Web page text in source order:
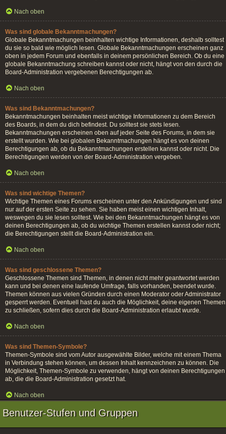
Nach oben
Was sind globale Bekanntmachungen?
Globale Bekanntmachungen beinhalten wichtige Informationen, deshalb solltest
du sie so bald wie möglich lesen. Globale Bekanntmachungen erscheinen ganz
oben in jedem Forum und ebenfalls in deinem persönlichen Bereich. Ob du eine
globale Bekanntmachung schreiben kannst oder nicht, hängt von den durch die
Board-Administration vergebenen Berechtigungen ab.
Nach oben
Was sind Bekanntmachungen?
Bekanntmachungen beinhalten meist wichtige Informationen zu dem Bereich
des Boards, in dem du dich befindest. Du solltest sie stets lesen.
Bekanntmachungen erscheinen oben auf jeder Seite des Forums, in dem sie
erstellt wurden. Wie bei globalen Bekanntmachungen hängt es von deinen
Berechtigungen ab, ob du Bekanntmachungen erstellen kannst oder nicht. Die
Berechtigungen werden von der Board-Administration vergeben.
Nach oben
Was sind wichtige Themen?
Wichtige Themen eines Forums erscheinen unter den Ankündigungen und sind
nur auf der ersten Seite zu sehen. Sie haben meist einen wichtigen Inhalt,
weswegen du sie lesen solltest. Wie bei den Bekanntmachungen hängt es von
deinen Berechtigungen ab, ob du wichtige Themen erstellen kannst oder nicht;
die Berechtigungen stellt die Board-Administration ein.
Nach oben
Was sind geschlossene Themen?
Geschlossene Themen sind Themen, in denen nicht mehr geantwortet werden
kann und bei denen eine laufende Umfrage, falls vorhanden, beendet wurde.
Themen können aus vielen Gründen durch einen Moderator oder Administrator
gesperrt werden. Eventuell hast du auch die Möglichkeit, deine eigenen Themen
zu schließen, sofern dies durch die Board-Administration erlaubt wurde.
Nach oben
Was sind Themen-Symbole?
Themen-Symbole sind vom Autor ausgewählte Bilder, welche mit einem Thema
in Verbindung stehen können, um dessen Inhalt kennzeichnen zu können. Die
Möglichkeit, Themen-Symbole zu verwenden, hängt von deinen Berechtigungen
ab, die die Board-Administration gesetzt hat.
Nach oben
Benutzer-Stufen und Gruppen